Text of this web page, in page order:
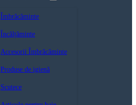
Îmbrăcăminte
Încălțăminte
Accesorii Îmbrăcăminte
Produse de igienă
Scutece